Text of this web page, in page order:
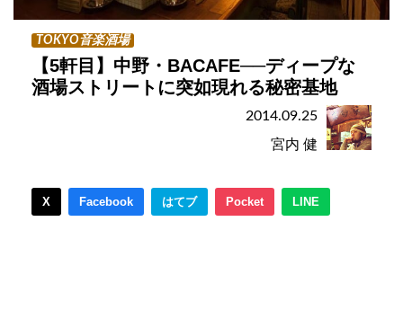
TOKYO音楽酒場
【5軒目】中野・BACAFE──ディープな
酒場ストリートに突如現れる秘密基地
2014.09.25
宮内 健
X Facebook はてブ Pocket LINE